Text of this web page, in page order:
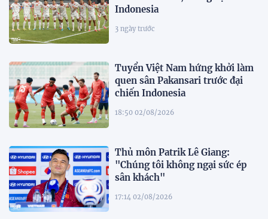
Indonesia
3 ngày trước
Tuyển Việt Nam hứng khởi làm
quen sân Pakansari trước đại
chiến Indonesia
18:50 02/08/2026
Thủ môn Patrik Lê Giang:
"Chúng tôi không ngại sức ép
sân khách"
17:14 02/08/2026